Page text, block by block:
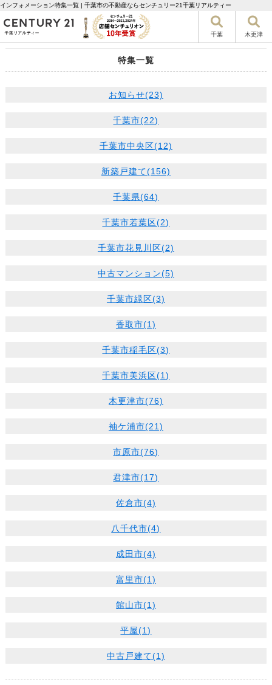
インフォメーション特集一覧 | 千葉市の不動産ならセンチュリー21千葉リアルティー
千葉 木更津
特集一覧
お知らせ(23)
千葉市(22)
千葉市中央区(12)
新築戸建て(156)
千葉県(64)
千葉市若葉区(2)
千葉市花見川区(2)
中古マンション(5)
千葉市緑区(3)
香取市(1)
千葉市稲毛区(3)
千葉市美浜区(1)
木更津市(76)
袖ケ浦市(21)
市原市(76)
君津市(17)
佐倉市(4)
八千代市(4)
成田市(4)
富里市(1)
館山市(1)
平屋(1)
中古戸建て(1)